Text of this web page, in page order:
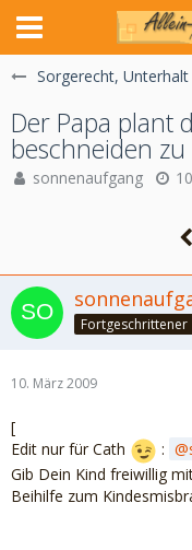
Sorgerecht,
Der Papa plant
beschneiden
sonnenaufgang
Fortgeschrittener
10. März 2009
[
Edit nur für Cath
:
Gib Dein Kind freiwillig
Beihilfe zum